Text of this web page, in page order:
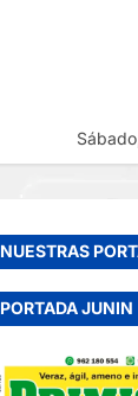
NUESTRAS
PORTADA JUNIN